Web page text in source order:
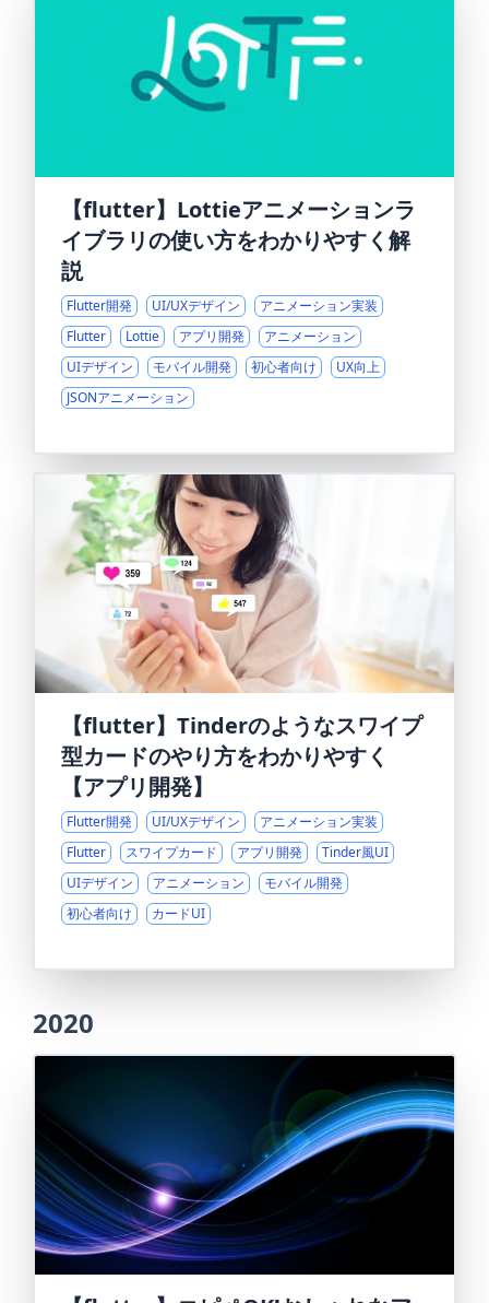
【flutter】Lottieアニメーションラ
イブラリの使い方をわかりやすく解
説
Flutter開発 UI/UXデザイン
アニメーション実装
Flutter
Lottie アプリ開発
アニメーション
UIデザイン
モバイル開発 初心者向け
UX向上
JSONアニメーション
【flutter】Tinderのようなスワイプ
型カードのやり方をわかりやすく
【アプリ開発】
Flutter開発 UI/UXデザイン
アニメーション実装
Flutter
スワイプカード アプリ開発
Tinder風UI
UIデザイン
アニメーション
モバイル開発
初心者向け
カードUI
2020